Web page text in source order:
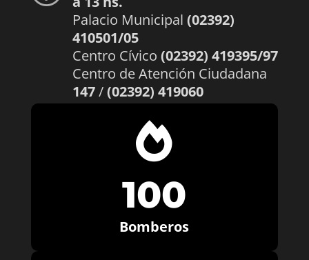
Palacio Municipal (02392)
410501/05
Centro Cívico (02392) 419395/97
Centro de Atención Ciudadana
147/(02392) 419060

100
Bomberos